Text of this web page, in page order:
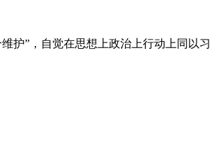
护”，自觉在思想上政治上行动上同以习